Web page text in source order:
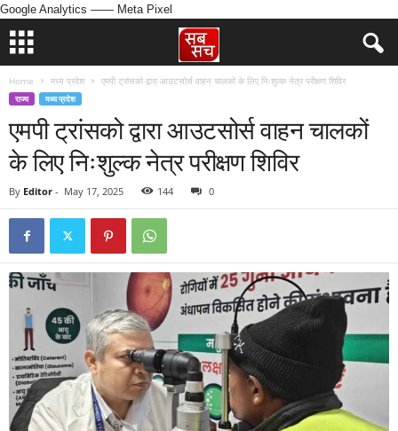
Google Analytics —— Meta Pixel
Home मध्य प्रदेश एमपी ट्रांसको द्वारा आउटसोर्स वाहन चालकों के लिए निःशुल्क नेत्र परीक्षण शिविर
राज्य मध्य प्रदेश
एमपी ट्रांसको द्वारा आउटसोर्स वाहन चालकों
के लिए निःशुल्क नेत्र परीक्षण शिविर
By Editor - May 17, 2025 144 0